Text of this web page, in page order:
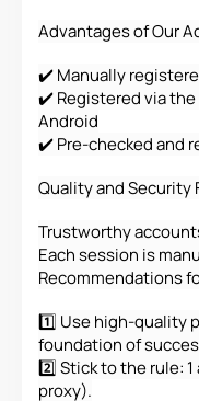
Advantages of Our
✔️ Manually
✔️ Registered via
Android
✔️ Pre-checked and
Quality and Security
Trustworthy
Each session is
Recommendations
1️⃣ Use high-quality
foundation of
2️⃣ Stick to the rule:
proxy).